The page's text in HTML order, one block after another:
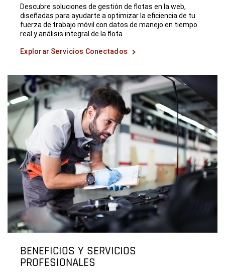
Descubre soluciones de gestión de flotas en la web,
diseñadas para ayudarte a optimizar la eficiencia de tu
fuerza de trabajo móvil con datos de manejo en tiempo
real y análisis integral de la flota.
Explorar Servicios Conectados
BENEFICIOS Y SERVICIOS
PROFESIONALES